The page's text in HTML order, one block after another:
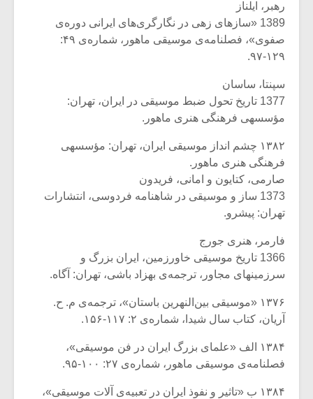
رهبر، ایلناز
1389 «سازهای زهی در نگارگری‌های ایرانی دوره‌ی
صفوی»، فصلنامه‌ی موسیقی ماهور، شماره‌ی ۴۹:
۱۲۹-۹۷.
سپنتا، ساسان
1377 تاریخ تحول ضبط موسیقی در ایران، تهران‌:
مؤسسه‏ى فرهنگى هنرى ماهور.
۱۳۸۲ چشم انداز موسیقی ایران، تهران: مؤسسه‏ى
فرهنگى هنرى ماهور.
صارمی، کتایون و امانی، فریدون
1373 ساز و موسیقی در شاهنامه فردوسی، انتشارات
تهران: پیشرو.
فارمر، هنری جورج
1366 تاریخ موسیقی خاورزمین، ایران بزرگ و
سرزمینهای مجاور، ترجمه‌ی بهزاد باشی، تهران: آگاه.
۱۳۷۶ «موسیقی بین‌النهرین باستان»، ترجمه‌ی م. ح.
آریان، کتاب سال شیدا، شماره‌ی ۲: ۱۱۷-۱۵۶.
۱۳۸۴ الف «علمای بزرگ ایران در فن موسیقی»،
فصلنامه‌ی موسیقی ماهور، شماره‌ی ۲۷: ۱۰۰-۹۵.
۱۳۸۴ ب «تاثیر و نفوذ ایران در تعبیه‌ی آلات موسیقی»،